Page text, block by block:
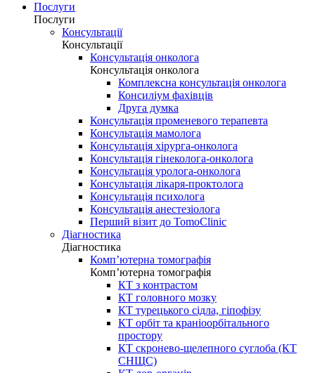
Послуги
Послуги
Консультації
Консультації
Консультація онколога
Консультація онколога
Комплексна консультація онколога
Консиліум фахівців
Друга думка
Консультація променевого терапевта
Консультація мамолога
Консультація хірурга-онколога
Консультація гінеколога-онколога
Консультація уролога-онколога
Консультація лікаря-проктолога
Консультація психолога
Консультація анестезіолога
Перший візит до TomoClinic
Діагностика
Діагностика
Комп’ютерна томографія
Комп’ютерна томографія
КТ з контрастом
КТ головного мозку
КТ турецького сідла, гіпофізу
КТ орбіт та краніоорбітального
простору
КТ скронево-щелепного суглоба (КТ
СНЩС)